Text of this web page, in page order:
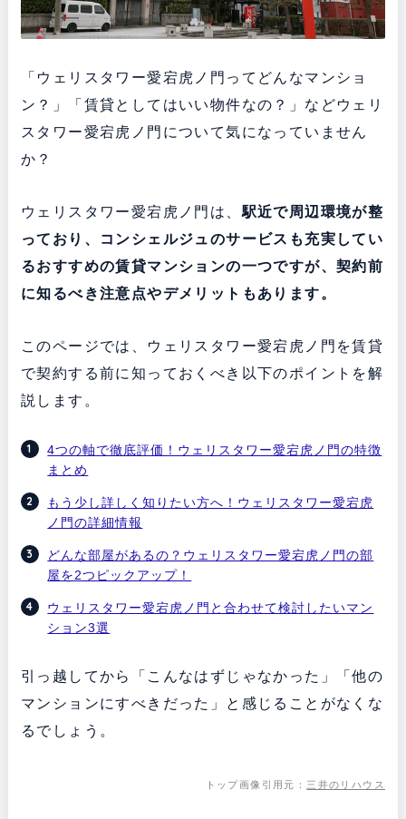
「ウェリスタワー愛宕虎ノ門ってどんなマンショ
ン？」「賃貸としてはいい物件なの？」などウェリ
スタワー愛宕虎ノ門について気になっていません
か？
ウェリスタワー愛宕虎ノ門は、駅近で周辺環境が整
っており、コンシェルジュのサービスも充実してい
るおすすめの賃貸マンションの一つですが、契約前
に知るべき注意点やデメリットもあります。
このページでは、ウェリスタワー愛宕虎ノ門を賃貸
で契約する前に知っておくべき以下のポイントを解
説します。
4つの軸で徹底評価！ウェリスタワー愛宕虎ノ門の特徴
まとめ
もう少し詳しく知りたい方へ！ウェリスタワー愛宕虎
ノ門の詳細情報
どんな部屋があるの？ウェリスタワー愛宕虎ノ門の部
屋を2つピックアップ！
ウェリスタワー愛宕虎ノ門と合わせて検討したいマン
ション3選
引っ越してから「こんなはずじゃなかった」「他の
マンションにすべきだった」と感じることがなくな
るでしょう。
トップ画像引用元： 三井のリハウス